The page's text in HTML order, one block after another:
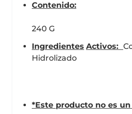
Contenido:
240 G
Ingredientes Activos:
Hidrolizado
*Este producto no es